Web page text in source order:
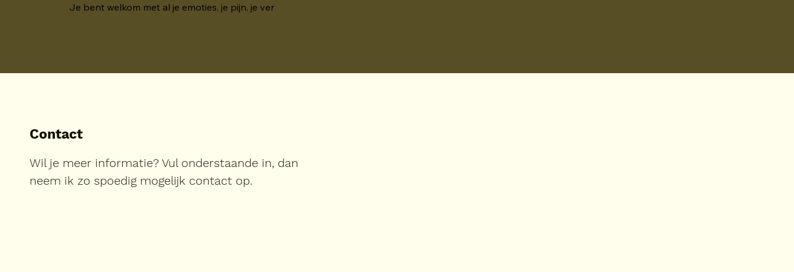
Je bent welkom met al je emoties, je pijn, je ver
Contact
Wil je meer informatie? Vul onderstaande in, dan
neem ik zo spoedig mogelijk contact op.